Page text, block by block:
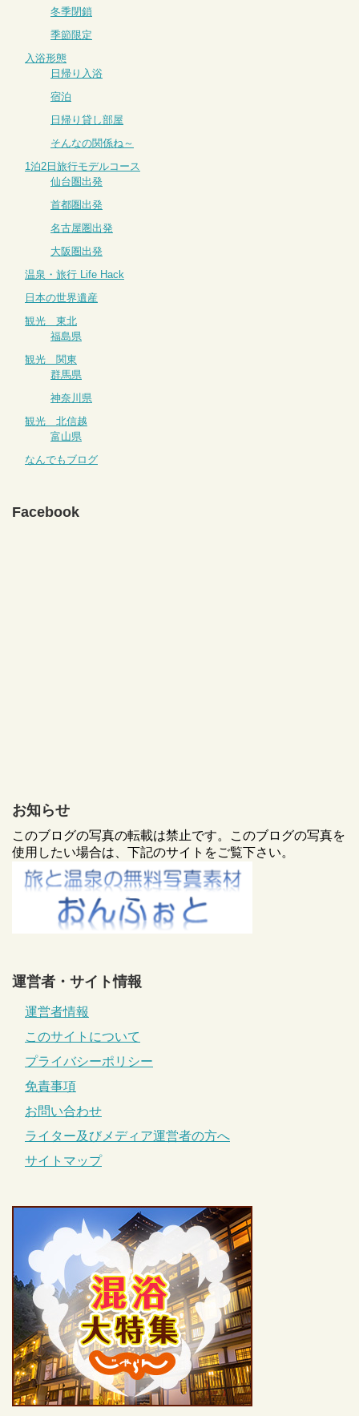
冬季閉鎖
季節限定
入浴形態
日帰り入浴
宿泊
日帰り貸し部屋
そんなの関係ね～
1泊2日旅行モデルコース
仙台圏出発
首都圏出発
名古屋圏出発
大阪圏出発
温泉・旅行 Life Hack
日本の世界遺産
観光 東北
福島県
観光 関東
群馬県
神奈川県
観光 北信越
富山県
なんでもブログ
Facebook
お知らせ
このブログの写真の転載は禁止です。このブログの写真を
使用したい場合は、下記のサイトをご覧下さい。
運営者・サイト情報
運営者情報
このサイトについて
プライバシーポリシー
免責事項
お問い合わせ
ライター及びメディア運営者の方へ
サイトマップ